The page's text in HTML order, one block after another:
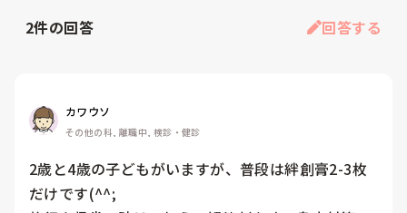
2件の回答 回答する
カワウソ
その他の科, 離職中, 検診・健診
2歳と4歳の子どもがいますが、普段は絆創膏2-3枚
だけです(^^;